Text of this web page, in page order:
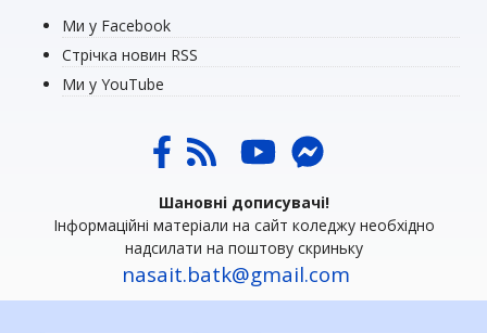
Ми у Facebook
Стрічка новин RSS
Ми у YouTube
Шановні дописувачі!
Інформаційні матеріали на сайт коледжу необхідно
надсилати на поштову скриньку
nasait.batk@gmail.com